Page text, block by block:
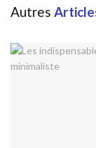
Autres